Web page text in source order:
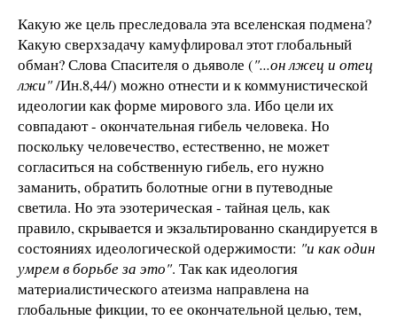
Какую же цель преследовала эта вселенская подмена?
Какую сверхзадачу камуфлировал этот глобальный
обман? Слова Спасителя о дьяволе ("...он лжец и отец
лжи"/Ин.8,44/) можно отнести и к коммунистической
идеологии как форме мирового зла. Ибо цели их
совпадают - окончательная гибель человека. Но
поскольку человечество, естественно, не может
согласиться на собственную гибель, его нужно
заманить, обратить болотные огни в путеводные
светила. Но эта эзотерическая - тайная цель, как
правило, скрывается и экзальтированно скандируется в
состояниях идеологической одержимости: "и как один
умрем в борьбе за это". Так как идеология
материалистического атеизма направлена на
глобальные фикции, то ее окончательной целью, тем,